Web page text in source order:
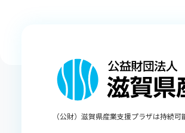
（公財）滋賀県産業支援プラザは持続可